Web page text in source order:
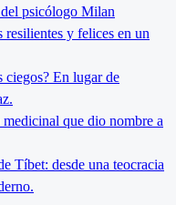
psicólogo Milan
y felices en un
ciegos? En lugar de
que dio nombre a
Tíbet: desde una teocracia